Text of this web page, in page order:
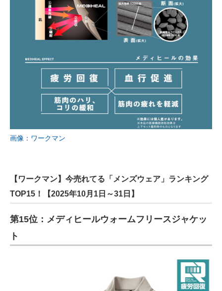
画像：ワークマン
【ワークマン】今売れてる「メンズウェア」ランキング
TOP15！【2025年10月1日～31日】
第15位：メディヒールウォームフリースジャケッ
ト